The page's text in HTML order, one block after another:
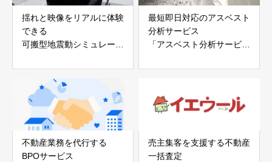
揺れと映像をリアルに体験
できる
可搬型地震動シミュレータ
白山工業株式会社
最短即日対応のアスベスト
分析サービス
「アスベスト分析サービ
不動産業務を代行する
BPOサービス
売主集客を支援する不動産
一括査定